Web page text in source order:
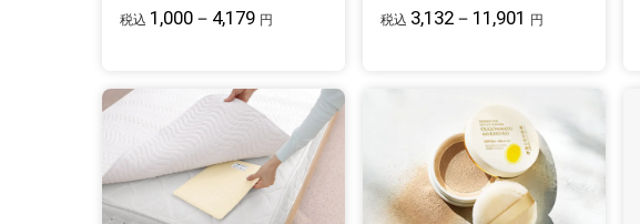
税込 1,000－4,179 円 税込 3,132－11,901 円